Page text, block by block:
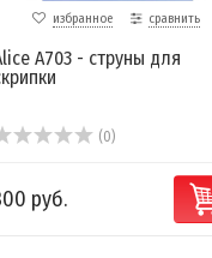
избранное сравнить
A703 - струны для
(0)
руб.